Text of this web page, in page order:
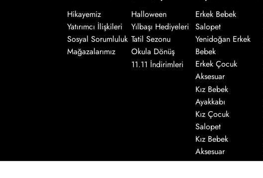
Hikayemiz
Yatırımcı İlişkileri
Sosyal Sorumluluk
Mağazalarımız
Halloween
Yılbaşı Hediyeleri
Tatil Sezonu
Okula Dönüş
11.11 İndirimleri
Erkek Bebek
Salopet
Yenidoğan Erkek
Bebek
Erkek Çocuk
Aksesuar
Kız Bebek
Ayakkabı
Kız Çocuk
Salopet
Kız Bebek
Aksesuar